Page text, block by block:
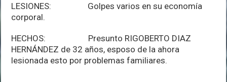
LESIONES: Golpes varios en su economía
corporal.
HECHOS: Presunto RIGOBERTO DIAZ
HERNÁNDEZ de 32 años, esposo de la ahora
lesionada esto por problemas familiares.